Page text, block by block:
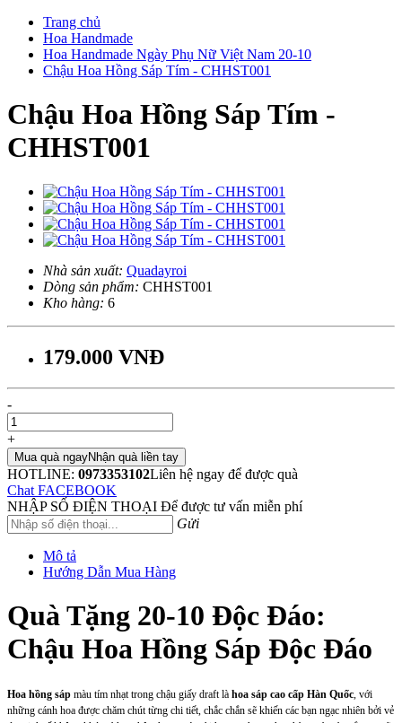
Trang chủ
Hoa Handmade
Hoa Handmade Ngày Phụ Nữ Việt Nam 20-10
Chậu Hoa Hồng Sáp Tím - CHHST001
Chậu Hoa Hồng Sáp Tím -
CHHST001
Nhà sản xuất: Quadayroi
Dòng sản phẩm: CHHST001
Kho hàng: 6
179.000 VNĐ
-
+
Mua quà ngayNhận quà liền tay
HOTLINE: 0973353102Liên hệ ngay để được quà
Chat FACEBOOK
NHẬP SỐ ĐIỆN THOẠI Để được tư vấn miễn phí
Gửi
Mô tả
Hướng Dẫn Mua Hàng
Quà Tặng 20-10 Độc Đáo:
Chậu Hoa Hồng Sáp Độc Đáo
Hoa hồng sáp màu tím nhạt trong chậu giấy draft là hoa sáp cao cấp Hàn Quốc , với
những cánh hoa được chăm chút từng chi tiết, chắc chắn sẽ khiến các bạn ngạc nhiên bởi vẻ